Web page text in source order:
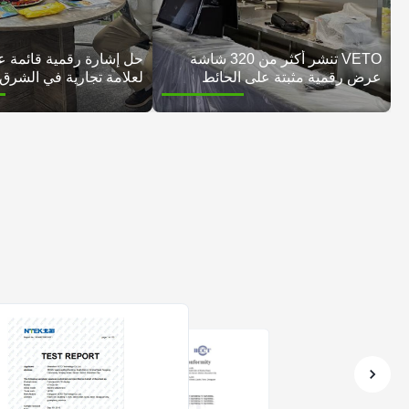
VETO تنشر أكثر من 320 شاشة
عرض رقمية مثبتة على الحائط
لسلسلة بيع الإلكترونيات الرائدة في
الإمارات العربية المتحدة
حل إشارة رقمية قائمة
لعلامة تجارية في